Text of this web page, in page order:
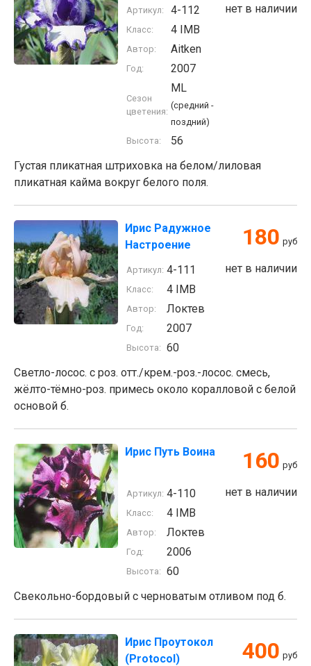
нет в наличии
Артикул: 4-112
Класс: 4 IMB
Автор: Aitken
Год: 2007
Сезон
цветения:
ML
(средний -
поздний)
Высота:
56
Густая пликатная штриховка на белом/лиловая
пликатная кайма вокруг белого поля.
Ирис Радужное
Настроение
180 руб
нет в наличии
Артикул: 4-111
Класс: 4 IMB
Автор: Локтев
Год: 2007
Высота: 60
Светло-лосос. с роз. отт./крем.-роз.-лосос. смесь,
жёлто-тёмно-роз. примесь около коралловой с белой
основой б.
Ирис Путь Воина 160 руб
нет в наличии
Артикул: 4-110
Класс: 4 IMB
Автор: Локтев
Год: 2006
Высота: 60
Свекольно-бордовый с черноватым отливом под б.
Ирис Проутокол
(Protocol)
400 руб